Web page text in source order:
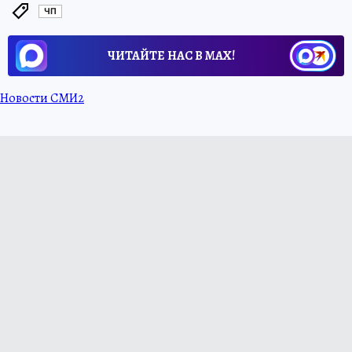
ЧП
ЧИТАЙТЕ НАС В МАХ!
Новости СМИ2